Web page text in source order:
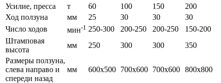
Усилие, пресса
т 60 100 150
200
Ход ползуна
мм 25 30 30
30
Число ходов
мин-1 250-300 200-250 200-250
150-200
Штамповая
высота
мм 250 300 300
350
Размеры ползуна,
слева направо и
спереди назад
мм 600х500 700х600 700х600 800х800